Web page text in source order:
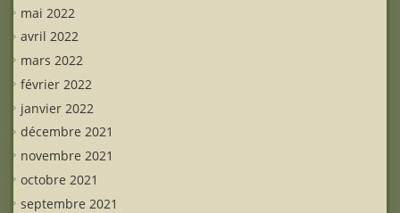
mai 2022
avril 2022
mars 2022
février 2022
janvier 2022
décembre 2021
novembre 2021
octobre 2021
septembre 2021